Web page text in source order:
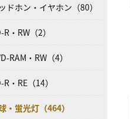
ドホン・イヤホン（80）
R・RW（2）
RAM・RW（4）
R・RE（14）
・蛍光灯（464）